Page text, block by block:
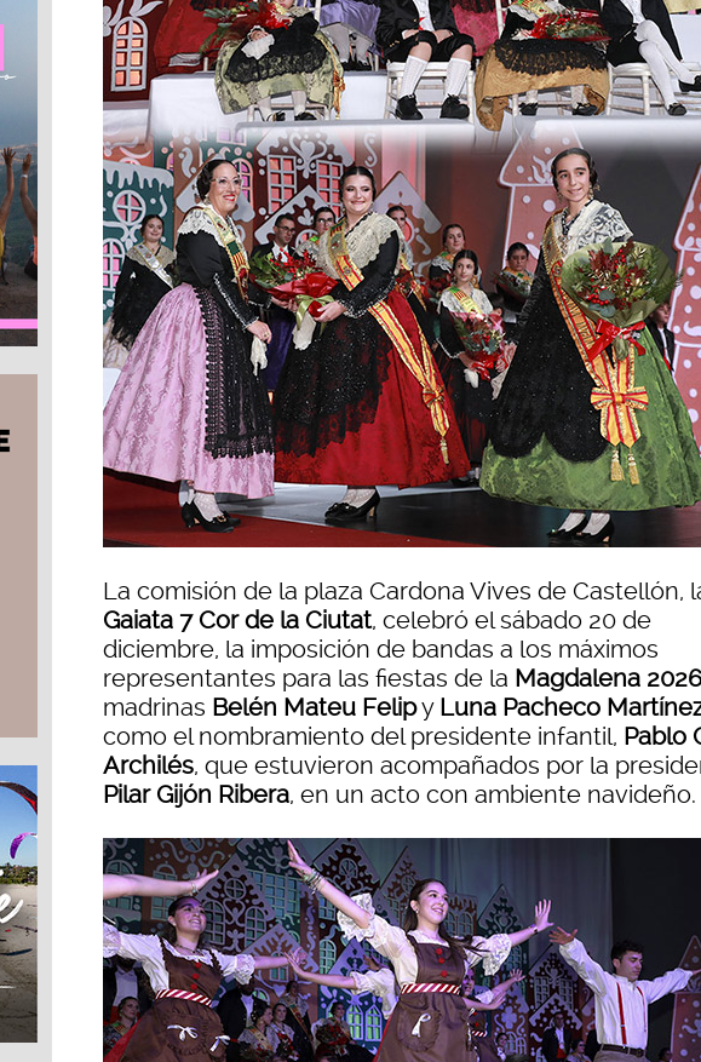
La comisión de la plaza Cardona Vives de Castellón,
Gaiata 7 Cor de la Ciutat, celebró el sábado 20 de
diciembre, la imposición de bandas a los máximos
representantes para las fiestas de la Magdalena 2026
madrinas Belén Mateu Felipy Luna Pacheco
como el nombramiento del presidente infantil, Pablo
Archilés, que estuvieron acompañados por la
Pilar Gijón Ribera, en un acto con ambiente navideño.